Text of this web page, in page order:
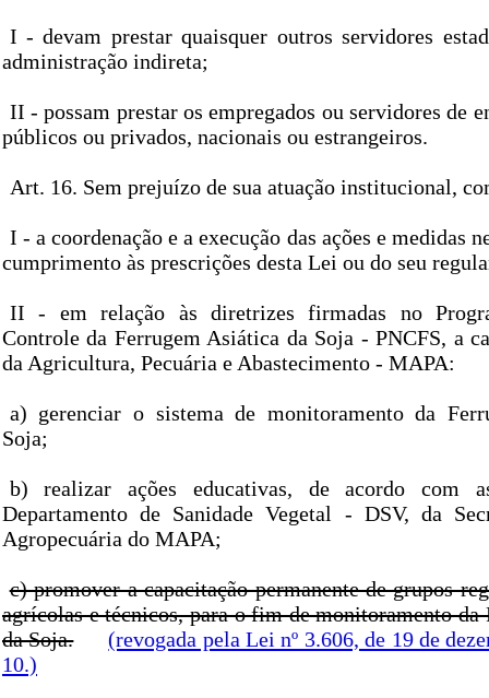
I - devam prestar quaisquer outros servidores
administração indireta;
II - possam prestar os empregados ou servidores de
públicos ou privados, nacionais ou estrangeiros.
Art. 16. Sem prejuízo de sua atuação institucional,
I - a coordenação e a execução das ações e medidas
cumprimento às prescrições desta Lei ou do seu
II - em relação às diretrizes firmadas no
Controle da Ferrugem Asiática da Soja - PNCFS, a
da Agricultura, Pecuária e Abastecimento - MAPA:
a) gerenciar o sistema de monitoramento da
Soja;
b) realizar ações educativas, de acordo com
Departamento de Sanidade Vegetal - DSV, da
Agropecuária do MAPA;
c) promover a capacitação permanente de grupos
agrícolas e técnicos, para o fim de monitoramento da
da Soja.
(revogada pela Lei nº 3.606, de 19 de
10.)